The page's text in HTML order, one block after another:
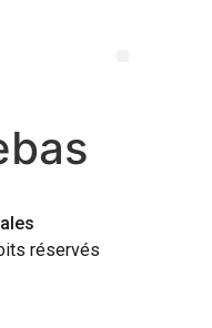
réservés